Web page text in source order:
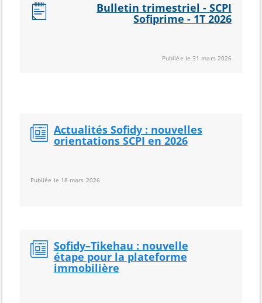
Bulletin trimestriel - SCPI
Sofiprime - 1T 2026
Publiée le 31 mars 2026
Actualités Sofidy : nouvelles
orientations SCPI en 2026
Publiée le 18 mars 2026
Sofidy–Tikehau : nouvelle
étape pour la plateforme
immobilière